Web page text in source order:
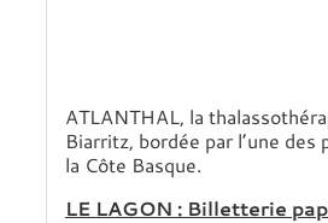
ATLANTHAL, la
Biarritz, bordée par l’une des
la Côte Basque.
LE LAGON : Billetterie